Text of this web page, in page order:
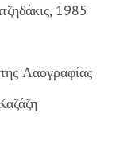
1985
Λαογραφίας